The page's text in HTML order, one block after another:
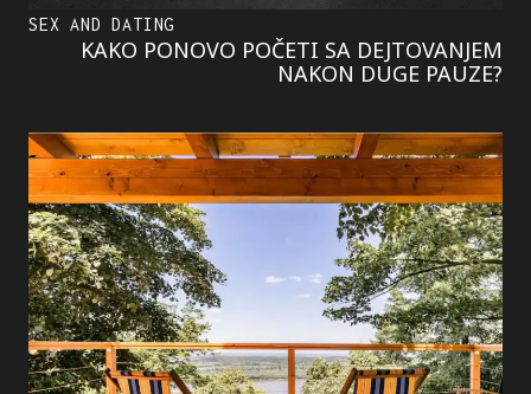
SEX AND DATING
KAKO PONOVO POČETI SA DEJTOVANJEM
NAKON DUGE PAUZE?